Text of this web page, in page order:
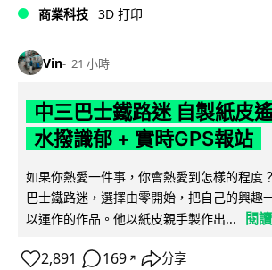
商業科技 3D 打印
Vin 21 小時
中三巴士鐵路迷 自製紙皮
水撥識郁 + 實時GPS報站
如果你熱愛一件事，你會熱愛到怎樣的程度
巴士鐵路迷，選擇由零開始，把自己的興趣
以運作的作品。他以紙皮親手製作出...
閱
2,891 169 ↗ 分享